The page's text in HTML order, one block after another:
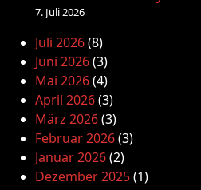
7. Juli 2026
Juli 2026(8)
Juni 2026(3)
Mai 2026(4)
April 2026(3)
März 2026(3)
Februar 2026(3)
Januar 2026(2)
Dezember 2025(1)